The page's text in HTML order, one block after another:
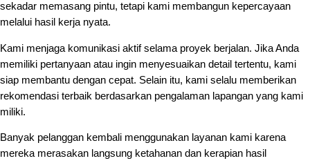
sekadar memasang pintu, tetapi kami membangun kepercayaan
melalui hasil kerja nyata.
Kami menjaga komunikasi aktif selama proyek berjalan. Jika Anda
memiliki pertanyaan atau ingin menyesuaikan detail tertentu, kami
siap membantu dengan cepat. Selain itu, kami selalu memberikan
rekomendasi terbaik berdasarkan pengalaman lapangan yang kami
miliki.
Banyak pelanggan kembali menggunakan layanan kami karena
mereka merasakan langsung ketahanan dan kerapian hasil